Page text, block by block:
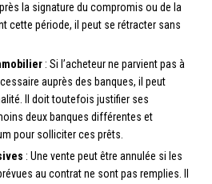
la signature du compromis ou de la
cette période, il peut se rétracter sans
: Si l’acheteur ne parvient pas à
auprès des banques, il peut
Il doit toutefois justifier ses
deux banques différentes et
pour solliciter ces prêts.
: Une vente peut être annulée si les
au contrat ne sont pas remplies. Il